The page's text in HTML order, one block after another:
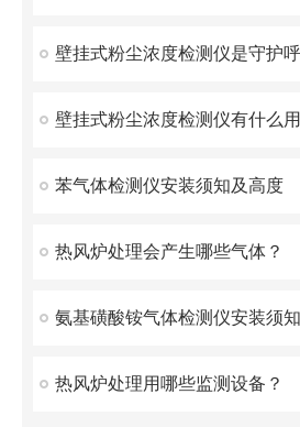
壁挂式粉尘浓度检测仪有什么
苯气体检测仪安装须知及高度
热风炉处理会产生哪些气体？
氨基磺酸铵气体检测仪安装须
热风炉处理用哪些监测设备？